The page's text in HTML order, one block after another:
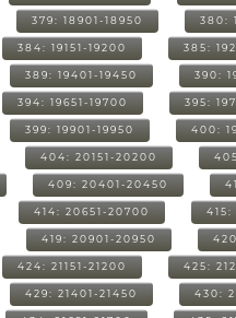
379: 18901-18950 380:
384: 19151-19200 385:
389: 19401-19450 390:
394: 19651-19700 395:
399: 19901-19950 400:
404: 20151-20200
409: 20401-20450
414: 20651-20700 415:
419: 20901-20950
424: 21151-21200 425:
429: 21401-21450 430: